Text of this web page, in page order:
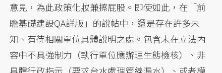
意見，為此政策化妝兼擦屁股。即使如此，在「前
瞻基礎建設QA詳版」的說帖中，還是存在許多未
知、有待相關單位具體說明之處。包含未在立法內
容中不具強制力（執行單位應辦理生態檢核）、非